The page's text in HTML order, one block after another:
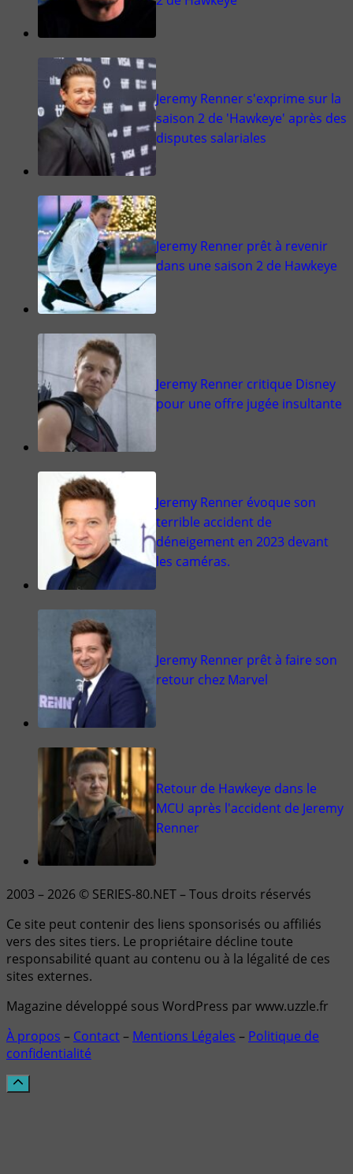
Jeremy Renner s'exprime sur la
saison 2 de 'Hawkeye' après des
disputes salariales
Jeremy Renner prêt à revenir
dans une saison 2 de Hawkeye
Jeremy Renner critique Disney
pour une offre jugée insultante
Jeremy Renner évoque son
terrible accident de
déneigement en 2023 devant
les caméras.
Jeremy Renner prêt à faire son
retour chez Marvel
Retour de Hawkeye dans le
MCU après l'accident de Jeremy
Renner
2003 – 2026 © SERIES-80.NET – Tous droits réservés
Ce site peut contenir des liens sponsorisés ou affiliés
vers des sites tiers. Le propriétaire décline toute
responsabilité quant au contenu ou à la légalité de ces
sites externes.
Magazine développé sous WordPress par www.uzzle.fr
À propos – Contact– Mentions Légales – Politique de
confidentialité